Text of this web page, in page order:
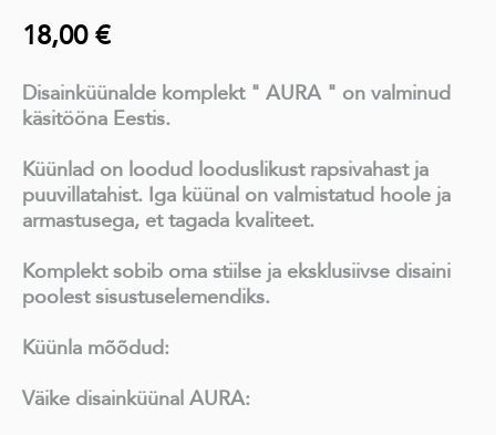
18,00 €
Disainküünalde komplekt " AURA " on valminud
käsitööna Eestis.
Küünlad on loodud looduslikust rapsivahast ja
puuvillatahist. Iga küünal on valmistatud hoole ja
armastusega, et tagada kvaliteet.
Komplekt sobib oma stiilse ja eksklusiivse disaini
poolest sisustuselemendiks.
Küünla mõõdud:
Väike disainküünal AURA: